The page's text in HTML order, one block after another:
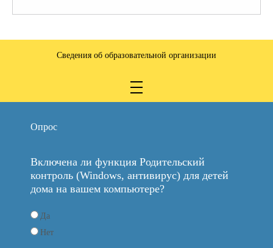
Сведения об образовательной организации
Опрос
Включена ли функция Родительский
контроль (Windows, антивирус) для детей
дома на вашем компьютере?
Да
Нет